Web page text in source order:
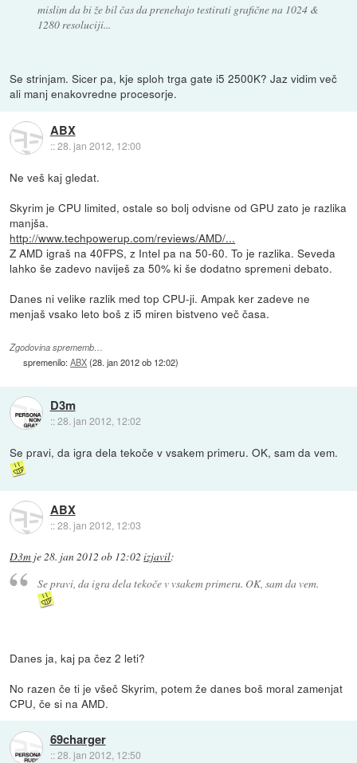
mislim da bi že bil čas da prenehajo testirati grafične na 1024 &
1280 resoluciji...
Se strinjam. Sicer pa, kje sploh trga gate i5 2500K? Jaz vidim več
ali manj enakovredne procesorje.
ABX
::28. jan 2012, 12:00
Ne veš kaj gledat.
Skyrim je CPU limited, ostale so bolj odvisne od GPU zato je razlika
manjša.
http://www.techpowerup.com/reviews/AMD/...
Z AMD igraš na 40FPS, z Intel pa na 50-60. To je razlika. Seveda
lahko še zadevo naviješ za 50% ki še dodatno spremeni debato.
Danes ni velike razlik med top CPU-ji. Ampak ker zadeve ne
menjaš vsako leto boš z i5 miren bistveno več časa.
Zgodovina sprememb…
spremenilo:ABX(28. jan 2012 ob 12:02)
D3m
::28. jan 2012, 12:02
Se pravi, da igra dela tekoče v vsakem primeru. OK, sam da vem.
ABX
::28. jan 2012, 12:03
D3m je28. jan 2012 ob 12:02 izjavil:
Se pravi, da igra dela tekoče v vsakem primeru. OK, sam da vem.
Danes ja, kaj pa čez 2 leti?
No razen če ti je všeč Skyrim, potem že danes boš moral zamenjat
CPU, če si na AMD.
69charger
::28. jan 2012, 12:50